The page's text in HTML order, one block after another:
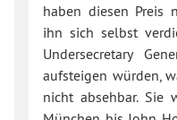
haben diesen Preis
ihn sich selbst
Undersecretary
aufsteigen würden,
nicht absehbar. Sie